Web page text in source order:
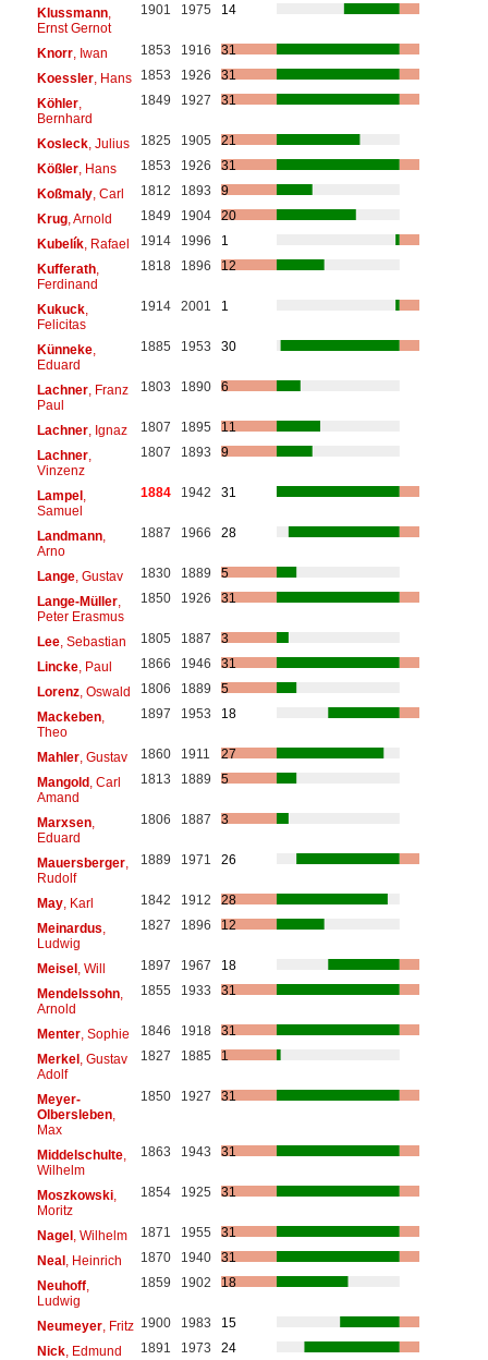
Klussmann,
Ernst Gernot
1901 1975 14
Knorr, Iwan 1853 1916
31
Koessler, Hans 1853 1926
31
Köhler,
Bernhard
1849 1927 31
Kosleck, Julius 1825 1905
21
Kößler, Hans 1853 1926
31
Koßmaly, Carl 1812 1893
9
Krug, Arnold 1849 1904
20
Kubelík, Rafael 1914 1996
1
Kufferath,
Ferdinand
1818 1896 12
Kukuck,
Felicitas
1914 2001 1
Künneke,
Eduard
1885 1953 30
Lachner, Franz
Paul
1803 1890 6
Lachner, Ignaz 1807 1895
11
Lachner,
Vinzenz
1807 1893 9
Lampel,
Samuel
1884 1942 31
Landmann,
Arno
1887 1966 28
Lange, Gustav 1830 1889
5
Lange-Müller,
Peter Erasmus
1850 1926 31
Lee, Sebastian 1805 1887
3
Lincke, Paul 1866 1946
31
Lorenz, Oswald 1806 1889
5
Mackeben,
Theo
1897 1953 18
Mahler, Gustav 1860 1911
27
Mangold, Carl
Amand
1813 1889 5
Marxsen,
Eduard
1806 1887 3
Mauersberger,
Rudolf
1889 1971 26
May, Karl 1842 1912
28
Meinardus
Ludwig
1827 1896 12
Meisel, Will 1897 1967
18
Mendelssohn,
Arnold
1855 1933 31
Menter, Sophie 1846 1918
31
Merkel, Gustav
Adolf
1827 1885 1
Meyer-
Olbersleben,
Max
1850 1927 31
Middelschulte,
Wilhelm
1863 1943 31
Moszkowski,
Moritz
1854 1925 31
Nagel, Wilhelm 1871 1955
31
Neal, Heinrich 1870 1940
31
Neuhoff,
Ludwig
1859 1902 18
Neumeyer, Fritz 1900 1983
15
Nick, Edmund 1891 1973
24